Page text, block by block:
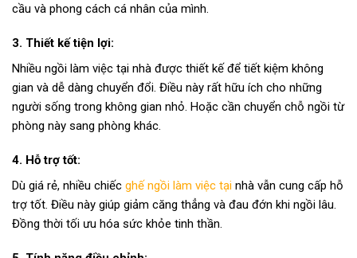
cầu và phong cách cá nhân của mình.
3. Thiết kế tiện lợi:
Nhiều ngồi làm việc tại nhà được thiết kế để tiết kiệm không
gian và dễ dàng chuyển đổi. Điều này rất hữu ích cho những
người sống trong không gian nhỏ. Hoặc cần chuyển chỗ ngồi từ
phòng này sang phòng khác.
4. Hỗ trợ tốt:
Dù giá rẻ, nhiều chiếc ghế ngồi làm việc tại nhà vẫn cung cấp hỗ
trợ tốt. Điều này giúp giảm căng thẳng và đau đớn khi ngồi lâu.
Đồng thời tối ưu hóa sức khỏe tinh thần.